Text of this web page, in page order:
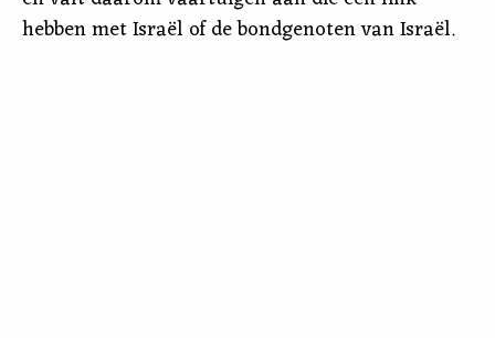
hebben met Israël of de bondgenoten van Israël.